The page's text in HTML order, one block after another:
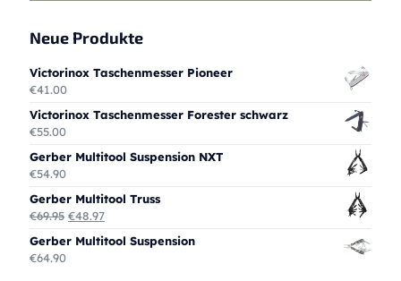
Neue Produkte
Victorinox Taschenmesser Pioneer
€41.00
Victorinox Taschenmesser Forester schwarz
€55.00
Gerber Multitool Suspension NXT
€54.90
Gerber Multitool Truss
€69.95 Ursprünglicher
war:
€48.97Aktueller
ist:
Gerber Multitool Suspension
€64.90